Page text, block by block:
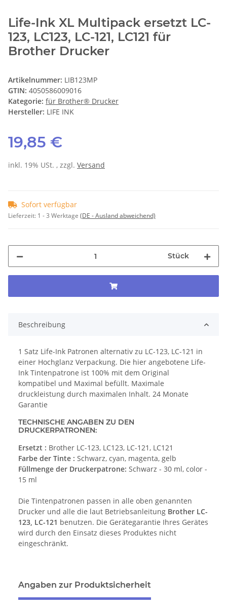
Life-Ink XL Multipack ersetzt LC-
123, LC123, LC-121, LC121 für
Brother Drucker
Artikelnummer: LIB123MP
GTIN: 4050586009016
Kategorie: für Brother® Drucker
Hersteller: LIFE INK
19,85 €
inkl. 19% USt. , zzgl. Versand
Sofort verfügbar
Lieferzeit: 1 - 3 Werktage (DE - Ausland abweichend)
Stück
Beschreibung
1 Satz Life-Ink Patronen alternativ zu LC-123, LC-121 in
einer Hochglanz Verpackung. Die hier angebotene Life-
Ink Tintenpatrone ist 100% mit dem Original
kompatibel und Maximal befüllt. Maximale
druckleistung durch maximalen Inhalt. 24 Monate
Garantie
TECHNISCHE ANGABEN ZU DEN
DRUCKERPATRONEN:
Ersetzt : Brother LC-123, LC123, LC-121, LC121
Farbe der Tinte : Schwarz, cyan, magenta, gelb
Füllmenge der Druckerpatrone: Schwarz - 30 ml, color -
15 ml
Die Tintenpatronen passen in alle oben genannten
Drucker und alle die laut Betriebsanleitung Brother LC-
123, LC-121 benutzen. Die Gerätegarantie Ihres Gerätes
wird durch den Einsatz dieses Produktes nicht
eingeschränkt.
Angaben zur Produktsicherheit